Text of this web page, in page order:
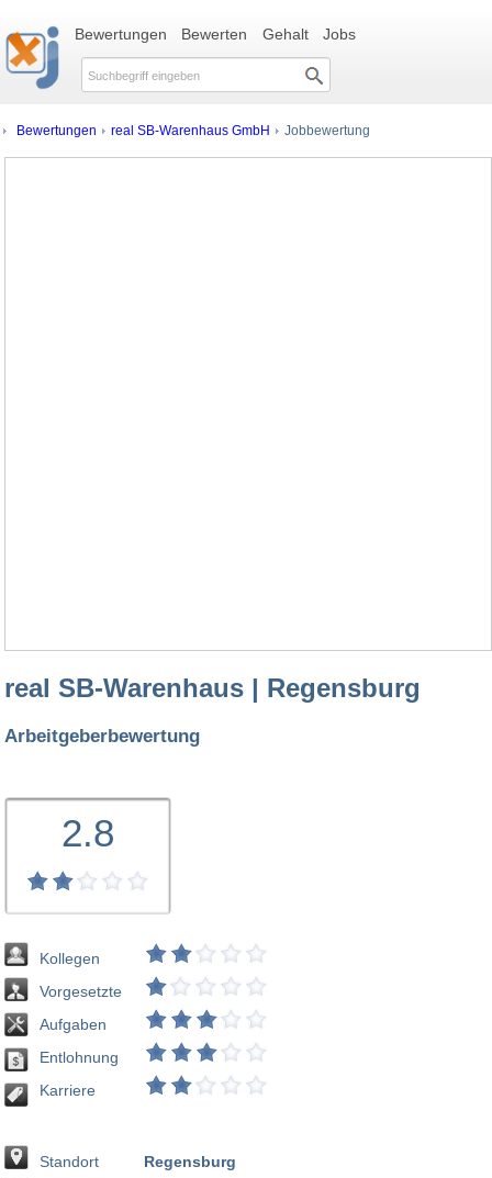
Bewertungen Bewerten Gehalt Jobs
Bewertungen real SB-Warenhaus GmbH Jobbewertung
real SB-Warenhaus | Regensburg
Arbeitgeberbewertung
2.8
Kollegen
Vorgesetzte
Aufgaben
Entlohnung
Karriere
Standort
Regensburg